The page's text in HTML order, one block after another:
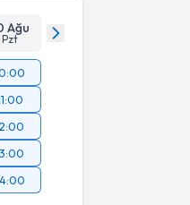
Ağu
Pzt